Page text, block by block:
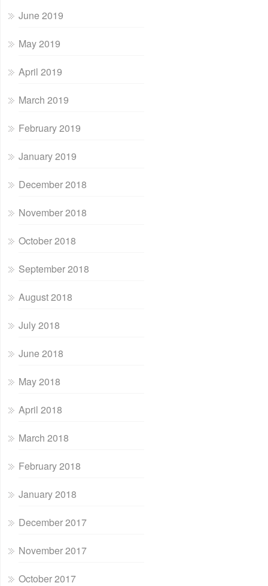
June 2019
May 2019
April 2019
March 2019
February 2019
January 2019
December 2018
November 2018
October 2018
September 2018
August 2018
July 2018
June 2018
May 2018
April 2018
March 2018
February 2018
January 2018
December 2017
November 2017
October 2017